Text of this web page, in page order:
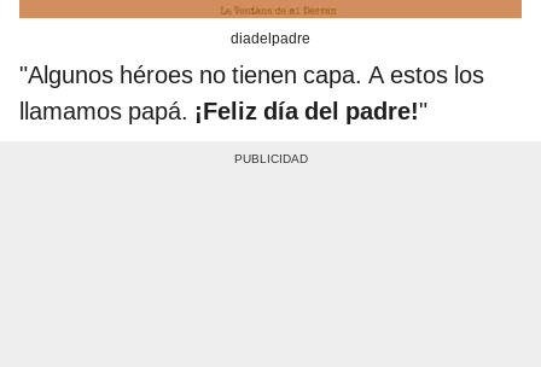
diadelpadre
"Algunos héroes no tienen capa. A estos los
llamamos papá. ¡Feliz día del padre!"